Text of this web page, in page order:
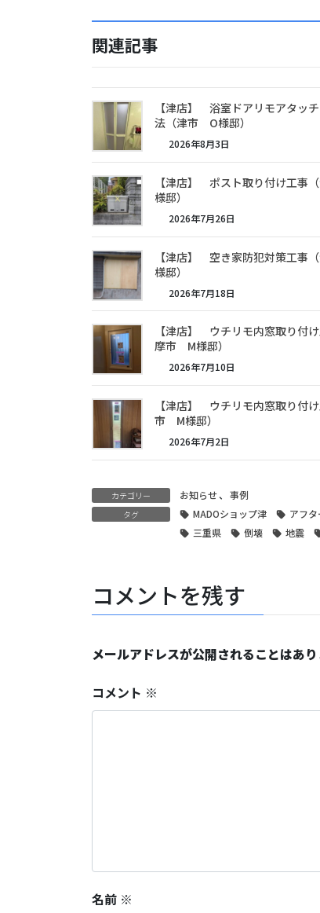
関連記事
【津店】 浴室ドアリモアタッ
法（津市 O様邸）
2026年8月3日
【津店】 ポスト取り付け工事
様邸）
2026年7月26日
【津店】 空き家防犯対策工事
様邸）
2026年7月18日
【津店】 ウチリモ内窓取り付
摩市 M様邸）
2026年7月10日
【津店】 ウチリモ内窓取り付
市 M様邸）
2026年7月2日
カテゴリー お知らせ、 事例
タグ MADOショップ津 アフタ
三重県
倒壊 地震
コメントを残す
メールアドレスが公開されることはあり
コメント ※
名前 ※